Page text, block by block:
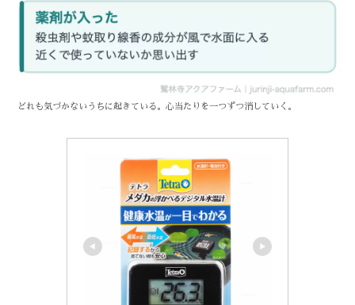
どれも気づかないうちに起きている。心当たりを一つずつ消していく。